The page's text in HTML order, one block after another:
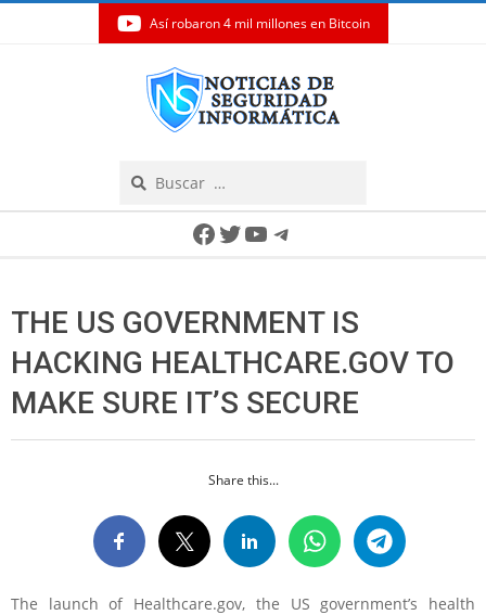
Así robaron 4 mil millones en Bitcoin
Facebook
Twitter
YouTube
Telegram
THE US GOVERNMENT IS
HACKING HEALTHCARE.GOV TO
MAKE SURE IT’S SECURE
Share this...
The launch of Healthcare.gov, the US government’s health